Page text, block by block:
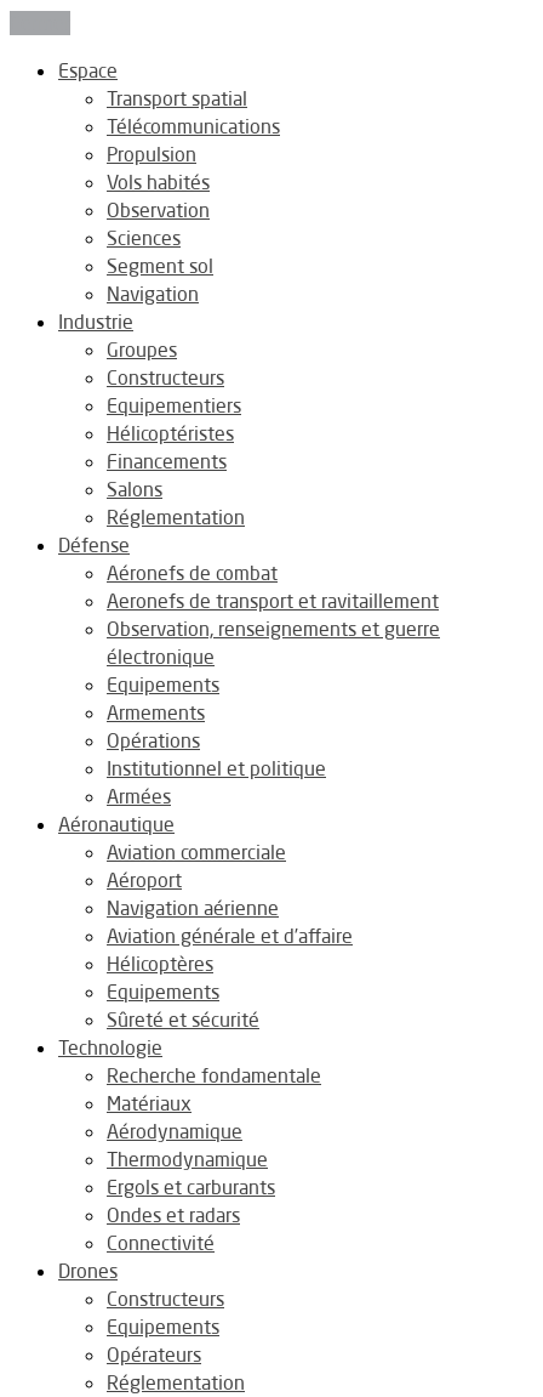
Espace
Transport spatial
Télécommunications
Propulsion
Vols habités
Observation
Sciences
Segment sol
Navigation
Industrie
Groupes
Constructeurs
Equipementiers
Hélicoptéristes
Financements
Salons
Réglementation
Défense
Aéronefs de combat
Aeronefs de transport et ravitaillement
Observation, renseignements et guerre
électronique
Equipements
Armements
Opérations
Institutionnel et politique
Armées
Aéronautique
Aviation commerciale
Aéroport
Navigation aérienne
Aviation générale et d’affaire
Hélicoptères
Equipements
Sûreté et sécurité
Technologie
Recherche fondamentale
Matériaux
Aérodynamique
Thermodynamique
Ergols et carburants
Ondes et radars
Connectivité
Drones
Constructeurs
Equipements
Opérateurs
Réglementation